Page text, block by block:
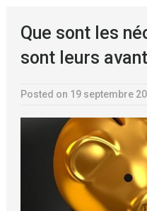
Que sont les
sont leurs
Posted on 19 septembre